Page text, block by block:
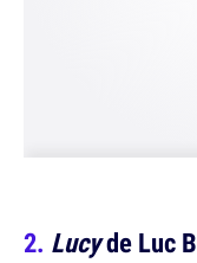
Lucyde Luc